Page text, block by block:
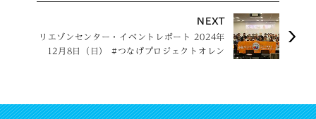
NEXT
リエゾンセンター・イベントレポート 2024年
12月8日（日） #つなげプロジェクトオレン